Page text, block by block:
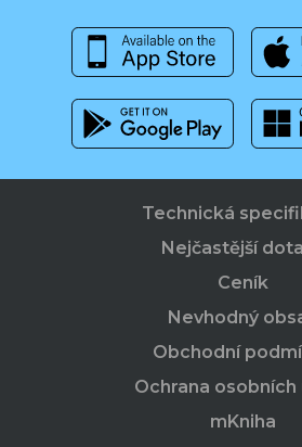
Technická
Nejčastější
Ceník
Nevhodný
Obchodní
Ochrana osobních
mKniha